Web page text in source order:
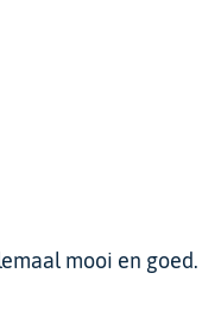
mooi en goed.